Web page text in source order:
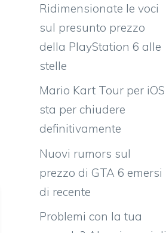
Ridimensionate le voci
sul presunto prezzo
della PlayStation 6 alle
stelle
Mario Kart Tour per iOS
sta per chiudere
definitivamente
Nuovi rumors sul
prezzo di GTA 6 emersi
di recente
Problemi con la tua